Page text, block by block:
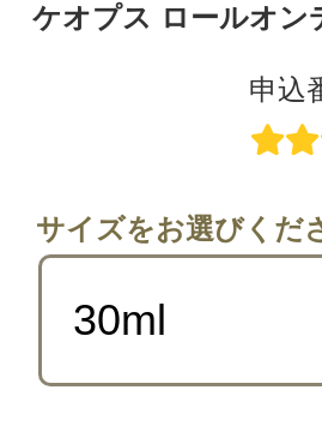
ケオプス ロールオン
申込
サイズをお選びくだ